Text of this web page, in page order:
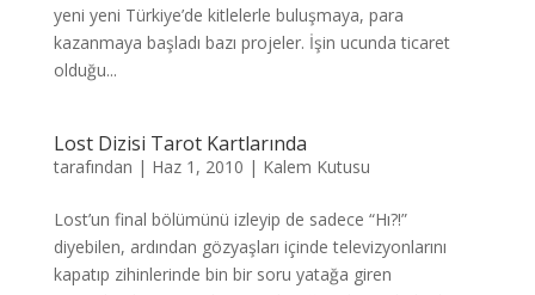
yeni yeni Türkiye’de kitlelerle buluşmaya, para
kazanmaya başladı bazı projeler. İşin ucunda ticaret
olduğu...
Lost Dizisi Tarot Kartlarında
tarafından | Haz 1, 2010 | Kalem Kutusu
Lost’un final bölümünü izleyip de sadece “Hı?!”
diyebilen, ardından gözyaşları içinde televizyonlarını
kapatıp zihinlerinde bin bir soru yatağa giren